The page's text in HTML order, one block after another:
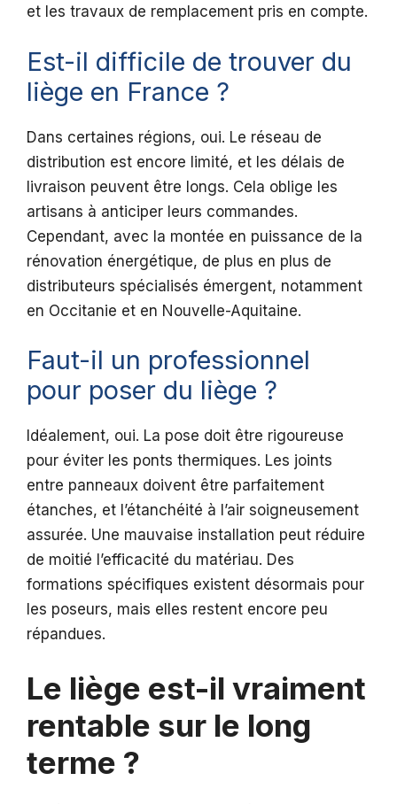
et les travaux de remplacement pris en compte.
Est-il difficile de trouver du
liège en France ?
Dans certaines régions, oui. Le réseau de
distribution est encore limité, et les délais de
livraison peuvent être longs. Cela oblige les
artisans à anticiper leurs commandes.
Cependant, avec la montée en puissance de la
rénovation énergétique, de plus en plus de
distributeurs spécialisés émergent, notamment
en Occitanie et en Nouvelle-Aquitaine.
Faut-il un professionnel
pour poser du liège ?
Idéalement, oui. La pose doit être rigoureuse
pour éviter les ponts thermiques. Les joints
entre panneaux doivent être parfaitement
étanches, et l’étanchéité à l’air soigneusement
assurée. Une mauvaise installation peut réduire
de moitié l’efficacité du matériau. Des
formations spécifiques existent désormais pour
les poseurs, mais elles restent encore peu
répandues.
Le liège est-il vraiment
rentable sur le long
terme ?